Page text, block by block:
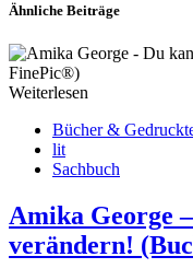
Ähnliche Beiträge
Weiterlesen
Bücher &
lit
Sachbuch
Amika George
verändern!